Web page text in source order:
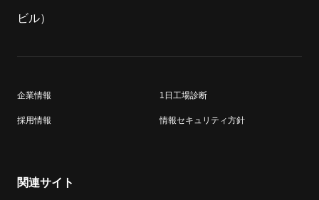
ビル）
企業情報 1日工場診断
採用情報 情報セキュリティ方針
関連サイト